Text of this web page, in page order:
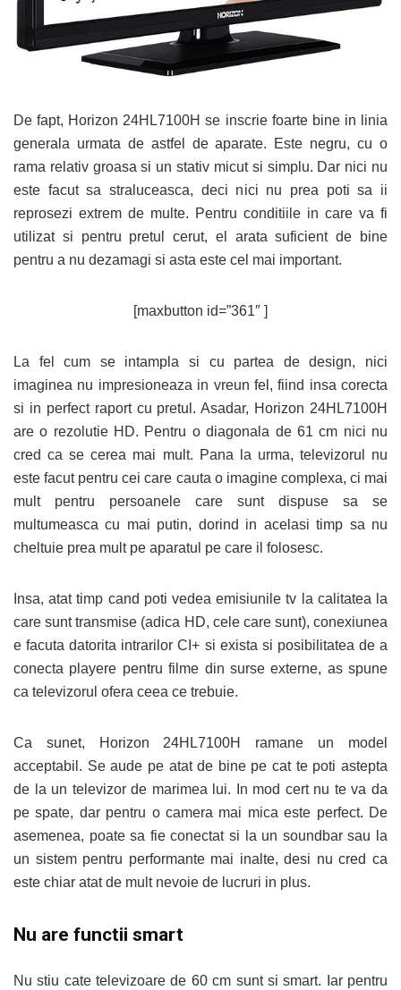
De fapt, Horizon 24HL7100H se inscrie foarte bine in linia
generala urmata de astfel de aparate. Este negru, cu o
rama relativ groasa si un stativ micut si simplu. Dar nici nu
este facut sa straluceasca, deci nici nu prea poti sa ii
reprosezi extrem de multe. Pentru conditiile in care va fi
utilizat si pentru pretul cerut, el arata suficient de bine
pentru a nu dezamagi si asta este cel mai important.
[maxbutton id=”361″ ]
La fel cum se intampla si cu partea de design, nici
imaginea nu impresioneaza in vreun fel, fiind insa corecta
si in perfect raport cu pretul. Asadar, Horizon 24HL7100H
are o rezolutie HD. Pentru o diagonala de 61 cm nici nu
cred ca se cerea mai mult. Pana la urma, televizorul nu
este facut pentru cei care cauta o imagine complexa, ci mai
mult pentru persoanele care sunt dispuse sa se
multumeasca cu mai putin, dorind in acelasi timp sa nu
cheltuie prea mult pe aparatul pe care il folosesc.
Insa, atat timp cand poti vedea emisiunile tv la calitatea la
care sunt transmise (adica HD, cele care sunt), conexiunea
e facuta datorita intrarilor CI+ si exista si posibilitatea de a
conecta playere pentru filme din surse externe, as spune
ca televizorul ofera ceea ce trebuie.
Ca sunet, Horizon 24HL7100H ramane un model
acceptabil. Se aude pe atat de bine pe cat te poti astepta
de la un televizor de marimea lui. In mod cert nu te va da
pe spate, dar pentru o camera mai mica este perfect. De
asemenea, poate sa fie conectat si la un soundbar sau la
un sistem pentru performante mai inalte, desi nu cred ca
este chiar atat de mult nevoie de lucruri in plus.
Nu are functii smart
Nu stiu cate televizoare de 60 cm sunt si smart. Iar pentru